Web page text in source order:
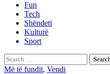
Fun
Tech
Shëndeti
Kulturë
Sport
Search
for:
Më të fundit, Vendi